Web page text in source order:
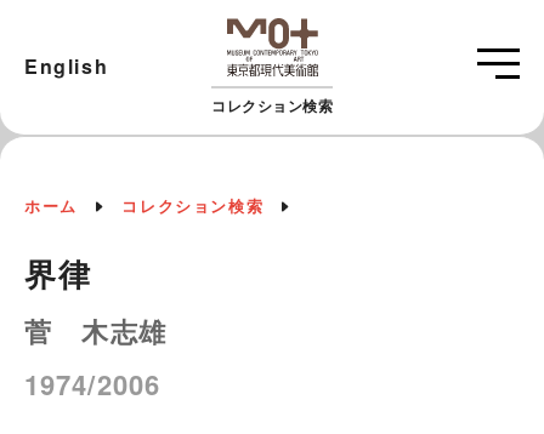
コレクション検索
English
ホーム コレクション検索
界律
菅 木志雄
1974/2006